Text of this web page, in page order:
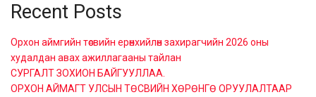
Recent Posts
Орхон аймгийн төсвийн ерөнхийлөн захирагчийн 2026 оны
худалдан авах ажиллагааны тайлан
СУРГАЛТ ЗОХИОН БАЙГУУЛЛАА.
ОРХОН АЙМАГТ УЛСЫН ТӨСВИЙН ХӨРӨНГӨ ОРУУЛАЛТААР